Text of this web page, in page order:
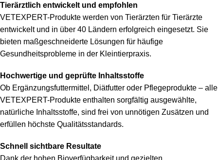
Tierärztlich entwickelt und empfohlen
VETEXPERT-Produkte werden von Tierärzten für Tierärzte
entwickelt und in über 40 Ländern erfolgreich eingesetzt. Sie
bieten maßgeschneiderte Lösungen für häufige
Gesundheitsprobleme in der Kleintierpraxis.
Hochwertige und geprüfte Inhaltsstoffe
Ob Ergänzungsfuttermittel, Diätfutter oder Pflegeprodukte – alle
VETEXPERT-Produkte enthalten sorgfältig ausgewählte,
natürliche Inhaltsstoffe, sind frei von unnötigen Zusätzen und
erfüllen höchste Qualitätsstandards.
Schnell sichtbare Resultate
Dank der hohen Bioverfügbarkeit und gezielten